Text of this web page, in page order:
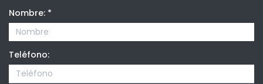
Nombre: *
Teléfono: